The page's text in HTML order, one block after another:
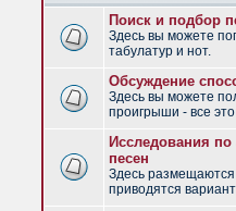
Поиск и подбор
Здесь вы можете
табулатур и нот.
Обсуждение
Здесь вы можете
проигрыши - все
Исследования по
песен
Здесь размещаются
приводятся